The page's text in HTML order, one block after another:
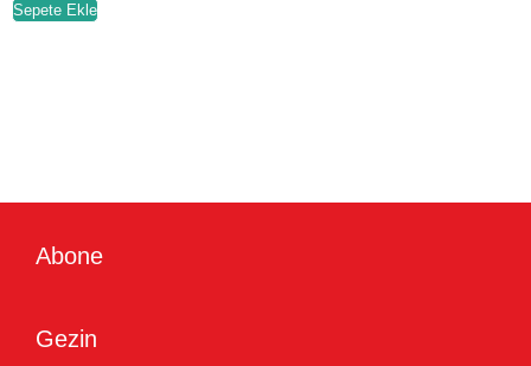
Sepete Ekle
Abone
Gezin